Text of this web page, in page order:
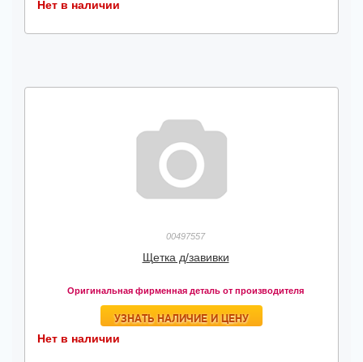
Нет в наличии
00497557
Щетка д/завивки
Оригинальная фирменная деталь от производителя
УЗНАТЬ НАЛИЧИЕ И ЦЕНУ
Нет в наличии